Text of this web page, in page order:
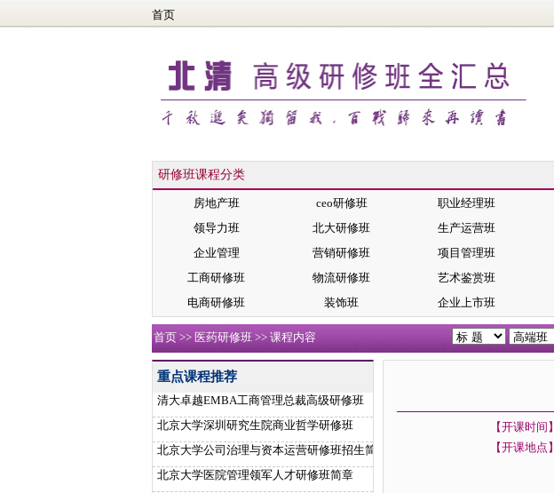
首页
研修班课程分类
房地产班 ceo研修班 职业经理班
领导力班
北大研修班 生产运营班
企业管理
营销研修班 项目管理班
工商研修班
物流研修班 艺术鉴赏班
电商研修班
装饰班 企业上市班
首页 >> 医药研修班 >> 课程内容
重点课程推荐
清大卓越EMBA工商管理总裁高级研修班
北京大学深圳研究生院商业哲学研修班
北京大学公司治理与资本运营研修班招生简章
北京大学医院管理领军人才研修班简章
【开课时间】
【开课地点】